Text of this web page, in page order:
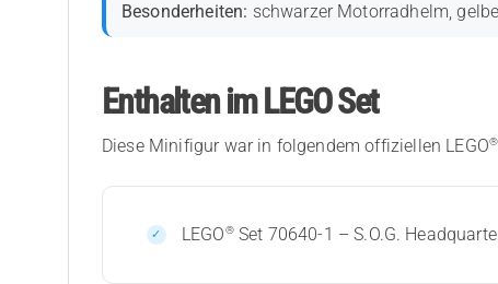
Besonderheiten: schwarzer Motorradhelm,
Enthalten im LEGO Set
Diese Minifigur war in folgendem offiziellen LEGO®
LEGO®Set 70640-1 – S.O.G.